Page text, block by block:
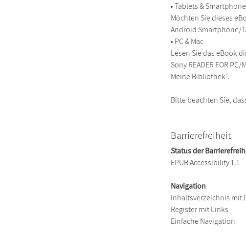
• Tablets &
Möchten Sie dieses
Android Smartphone/
• PC & Mac
Lesen Sie das eBook
Sony READER FOR
Meine Bibliothek“.
Bitte beachten Sie,
Barrierefreiheit
Status der
EPUB Accessibility 1.1
Navigation
Inhaltsverzeichnis mit
Register mit Links
Einfache Navigation